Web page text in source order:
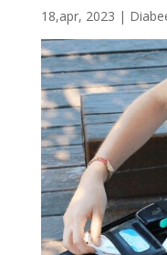
18,apr, 2023 |